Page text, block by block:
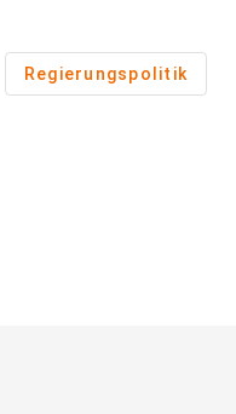
Regierungspolitik